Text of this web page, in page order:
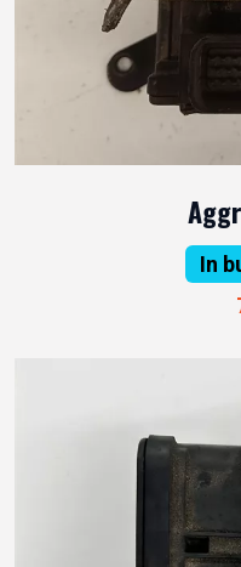
In